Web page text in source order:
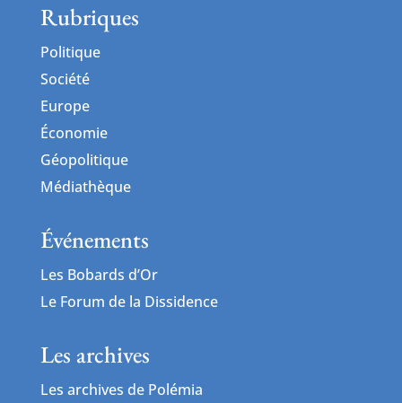
Rubriques
Politique
Société
Europe
Économie
Géopolitique
Médiathèque
Événements
Les Bobards d’Or
Le Forum de la Dissidence
Les archives
Les archives de Polémia